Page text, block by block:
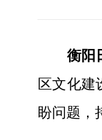
衡阳
区文化建
盼问题，